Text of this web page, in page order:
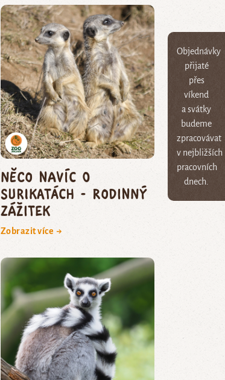
Objednávky
přijaté
přes
víkend
a svátky
budeme
zpracovávat
v nejbližších
pracovních
dnech.
Něco navíc o
surikatách - rodinný
zážitek
Zobrazit více →